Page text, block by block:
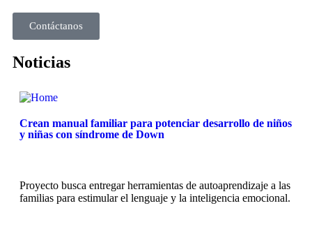
Contáctanos
Noticias
Crean manual familiar para potenciar desarrollo de niños
y niñas con síndrome de Down
Proyecto busca entregar herramientas de autoaprendizaje a las
familias para estimular el lenguaje y la inteligencia emocional.